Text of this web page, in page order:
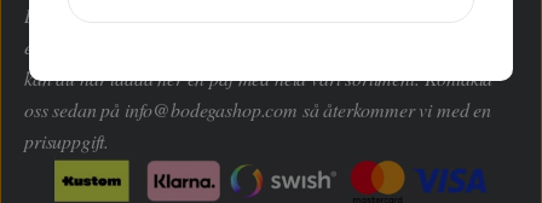
Bodegashop.com är en av de största grossisterna i Spanien med
ett produktsortiment på över 8.000 artiklar. Saknar du en vara
kan du här ladda ner en pdf med hela vårt sortiment. Kontakta
oss sedan på info@bodegashop.com så återkommer vi med en
prisuppgift.